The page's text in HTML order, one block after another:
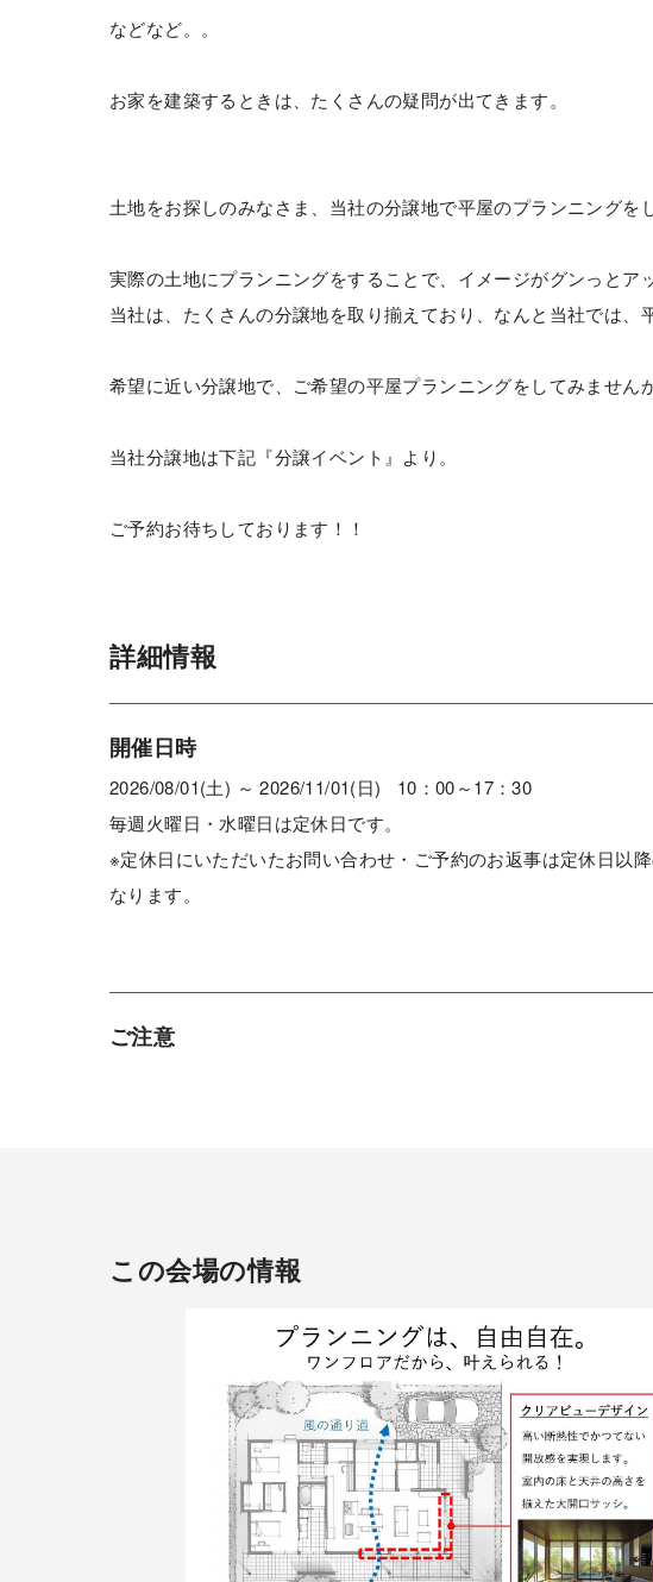
などなど。。
お家を建築するときは、たくさんの疑問が出てきます。
土地をお探しのみなさま、当社の分譲地で平屋のプランニングを
実際の土地にプランニングをすることで、イメージがグンっとア
当社は、たくさんの分譲地を取り揃えており、なんと当社では
希望に近い分譲地で、ご希望の平屋プランニングをしてみません
当社分譲地は下記『分譲イベント』より。
ご予約お待ちしております！！
詳細情報
開催日時
2026/08/01(土) ～ 2026/11/01(日) 10：00～17：30
毎週火曜日・水曜日は定休日です。
※定休日にいただいたお問い合わせ・ご予約のお返事は定休日以
なります。
ご注意
この会場の情報